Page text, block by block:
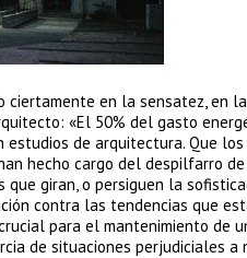
ciertamente en la sensatez,
«El 50% del gasto
estudios de arquitectura. Que
han hecho cargo del despilfarro
que giran, o persiguen la
contra las tendencias que
para el mantenimiento de
de situaciones perjudiciales a